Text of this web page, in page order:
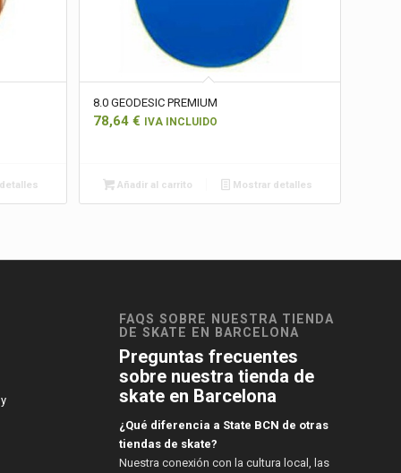
8.0 GEODESIC PREMIUM
78,64 € IVA INCLUIDO
Añadir al carrito Mostrar detalles
FAQS SOBRE NUESTRA TIENDA
DE SKATE EN BARCELONA
Preguntas frecuentes
sobre nuestra tienda de
skate en Barcelona
¿Qué diferencia a State BCN de otras
tiendas de skate?
Nuestra conexión con la cultura local, las